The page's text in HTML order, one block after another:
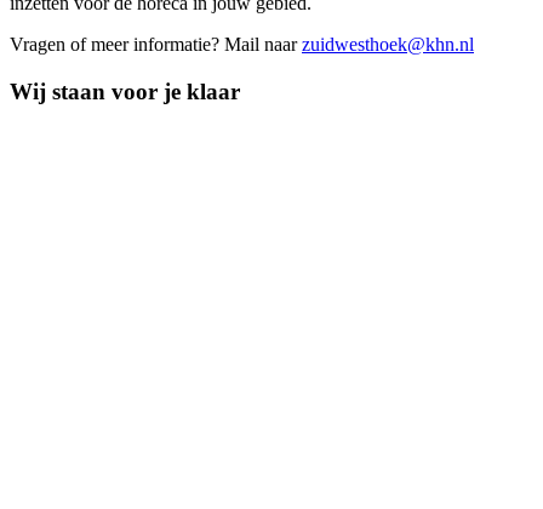
Vragen of meer informatie? Mail naarzuidwesthoek@khn.nl
Wij staan voor je klaar